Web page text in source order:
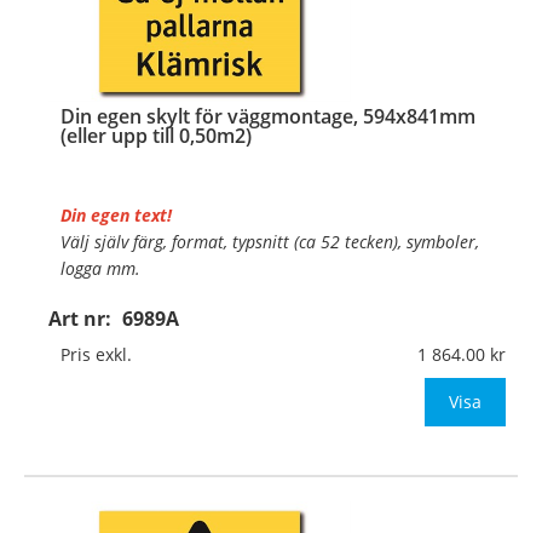
Din egen skylt för väggmontage, 594x841mm
(eller upp till 0,50m2)
Art nr: 6989A
Din egen text!
Välj själv färg, format, typsnitt (ca 52 tecken), symboler,
logga mm.
Material:Plan aluminium, 0,7mm (väggmontage)
Mått:594x841mm (eller annat mått upp till 0,50m²)
Pris exkl. 1 864.00
Visa